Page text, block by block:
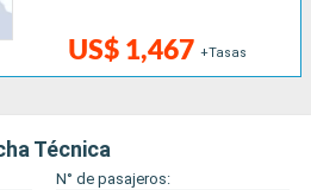
US$ 1,467 +Tasas
Técnica
N° de pasajeros: